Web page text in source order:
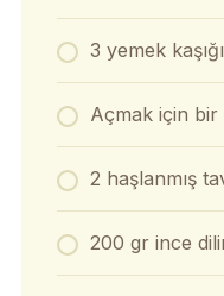
3 yemek
Açmak için bir
2 haşlanmış
200 gr ince